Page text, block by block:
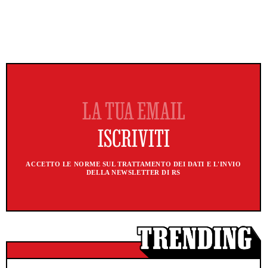
ACCETTO LE NORME SUL TRATTAMENTO DEI DATI E L'INVIO
DELLA NEWSLETTER DI RS